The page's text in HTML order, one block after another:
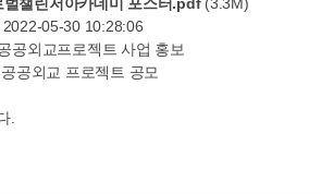
05-30 10:28:06
공외교프로젝트 사업 홍보
공외교 프로젝트 공모
.